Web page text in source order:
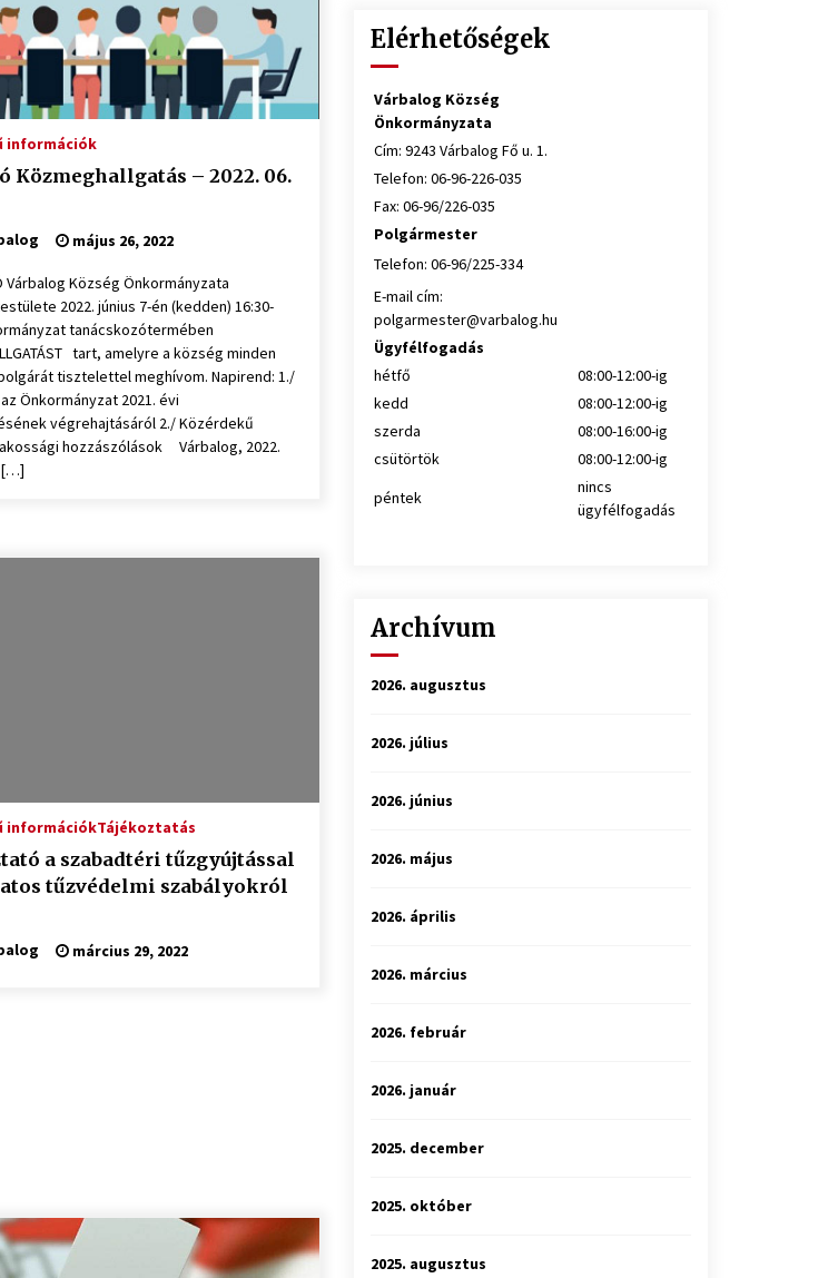
információk
Közmeghallgatás – 2022. 06.
május 26, 2022
Várbalog Község Önkormányzata
2022. június 7-én (kedden) 16:30-
tanácskozótermében
tart, amelyre a község minden
tisztelettel meghívom. Napirend: 1./
Önkormányzat 2021. évi
végrehajtásáról 2./ Közérdekű
hozzászólások Várbalog, 2022.
[…]
információkTájékoztatás
a szabadtéri tűzgyújtással
tűzvédelmi szabályokról
március 29, 2022
Elérhetőségek
Várbalog Község
Önkormányzata
Cím: 9243 Várbalog Fő u. 1.
Telefon: 06-96-226-035
Fax: 06-96/226-035
Polgármester
Telefon: 06-96/225-334
E-mail cím:
polgarmester@varbalog.hu
Ügyfélfogadás
hétfő
08:00-12:00-ig
kedd
08:00-12:00-ig
szerda
08:00-16:00-ig
csütörtök
08:00-12:00-ig
péntek
nincs
ügyfélfogadás
Archívum
2026. augusztus
2026. július
2026. június
2026. május
2026. április
2026. március
2026. február
2026. január
2025. december
2025. október
2025. augusztus